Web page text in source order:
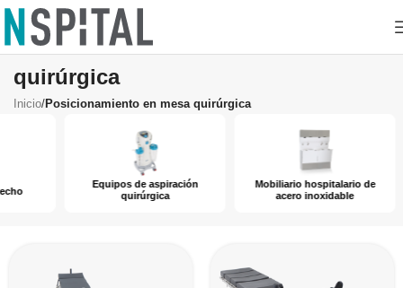
Posicionamiento en mesa
quirúrgica
Inicio/Posicionamiento en mesa quirúrgica
Equipos de aspiración
quirúrgica
Mobiliario hospitalario de
acero inoxidable